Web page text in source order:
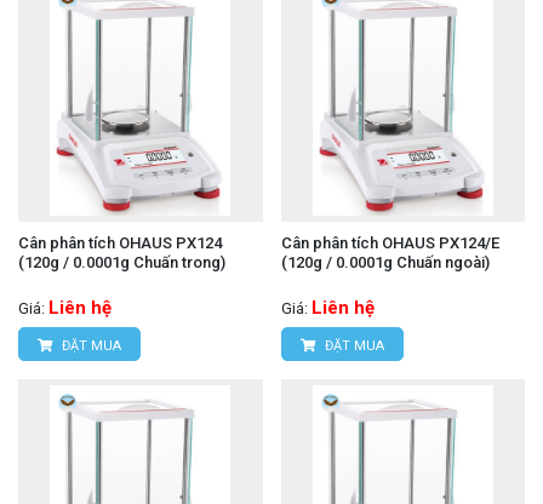
Cân phân tích OHAUS PX124
(120g / 0.0001g Chuấn trong)
Giá: Liên hệ
ĐẶT MUA
Cân phân tích OHAUS PX124/E
(120g / 0.0001g Chuấn ngoài)
Giá: Liên hệ
ĐẶT MUA